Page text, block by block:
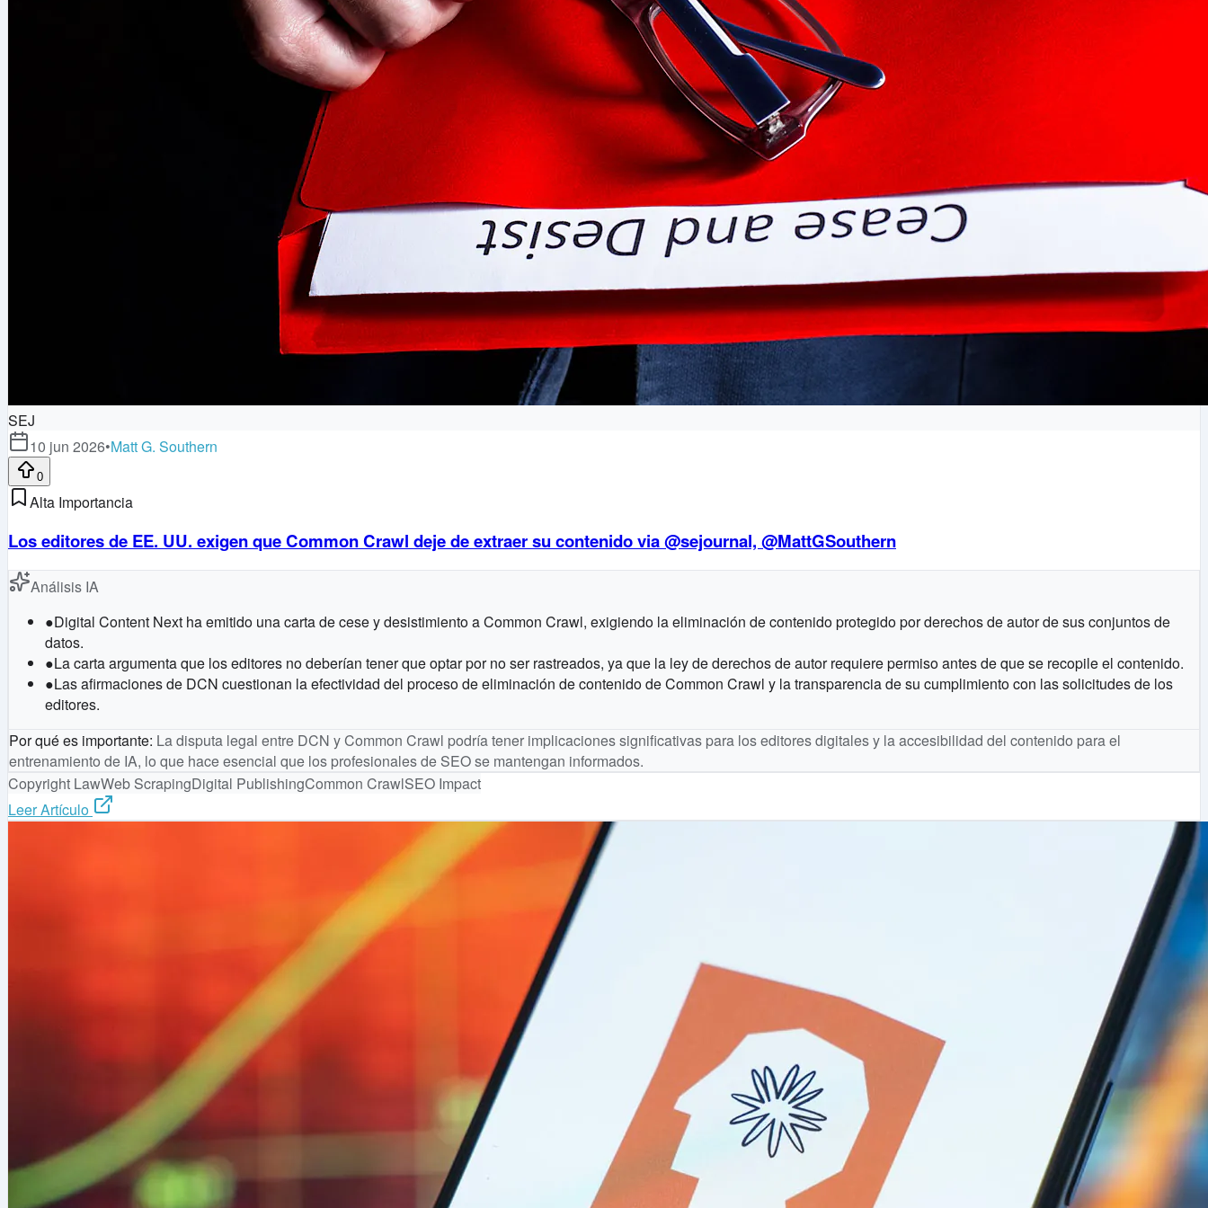
SEJ
10 jun 2026•Matt G. Southern
0
Alta Importancia
Los editores de EE. UU. exigen que Common Crawl deje de extraer su contenido via @sejournal, @MattGSouthern
Análisis IA
●Digital Content Next ha emitido una carta de cese y desistimiento a Common Crawl, exigiendo la eliminación de contenido protegido por derechos de autor de sus conjuntos de
datos.
●La carta argumenta que los editores no deberían tener que optar por no ser rastreados, ya que la ley de derechos de autor requiere permiso antes de que se recopile el contenido.
●Las afirmaciones de DCN cuestionan la efectividad del proceso de eliminación de contenido de Common Crawl y la transparencia de su cumplimiento con las solicitudes de los
editores.
Por qué es importante: La disputa legal entre DCN y Common Crawl podría tener implicaciones significativas para los editores digitales y la accesibilidad del contenido para el
entrenamiento de IA, lo que hace esencial que los profesionales de SEO se mantengan informados.
Copyright LawWeb ScrapingDigital PublishingCommon CrawlSEO Impact
Leer Artículo